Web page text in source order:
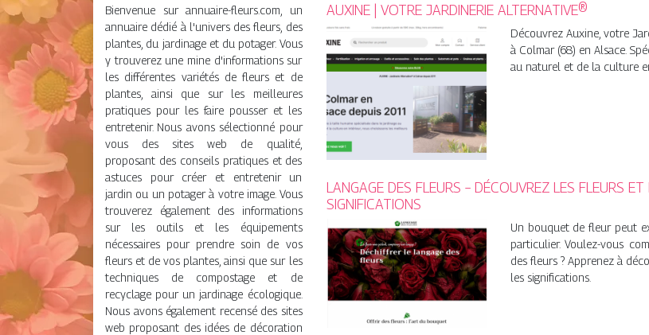
Bienvenue sur annuaire-fleurs.com, un
annuaire dédié à l'univers des fleurs, des
plantes, du jardinage et du potager. Vous
y trouverez une mine d'informations sur
les différentes variétés de fleurs et de
plantes, ainsi que sur les meilleures
pratiques pour les faire pousser et les
entretenir. Nous avons sélectionné pour
vous des sites web de qualité,
proposant des conseils pratiques et des
astuces pour créer et entretenir un
jardin ou un potager à votre image. Vous
trouverez également des informations
sur les outils et les équipements
nécessaires pour prendre soin de vos
fleurs et de vos plantes, ainsi que sur les
techniques de compostage et de
recyclage pour un jardinage écologique.
Nous avons également recensé des sites
web proposant des idées de décoration
AUXINE | VOTRE JARDINERIE ALTERNATIVE®
Découvrez Auxine, votre
à Colmar (68) en Alsace.
au naturel et de la culture
LANGAGE DES FLEURS – DÉCOUVREZ LES FLEURS ET
SIGNIFICATIONS
Un bouquet de fleur peut
particulier. Voulez-vous
des fleurs ? Apprenez à
les significations.